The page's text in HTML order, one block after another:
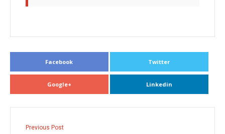
Facebook Twitter
Google+ Linkedin
Previous Post